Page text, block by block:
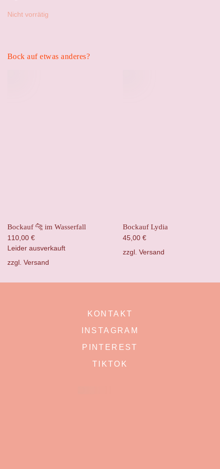
Nicht vorrätig
Bock auf etwas anderes?
Bockauf 🐆 im Wasserfall
110,00 €
Leider ausverkauft
zzgl. Versand
Bockauf Lydia
45,00 €
zzgl. Versand
KONTAKT
INSTAGRAM
PINTEREST
TIKTOK